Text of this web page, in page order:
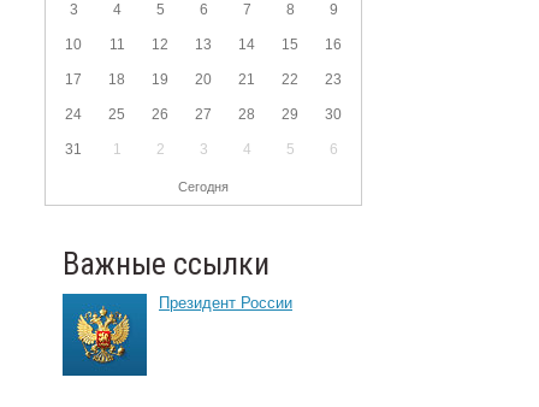
3 4 5 6 7 8 9
10 11 12 13 14 15 16
17 18 19 20 21 22 23
24 25 26 27 28 29 30
31 1 2 3 4 5 6
Сегодня
Важные ссылки
Президент России